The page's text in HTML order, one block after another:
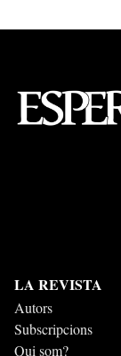
LA REVISTA
Autors
Subscripcions
Qui som?